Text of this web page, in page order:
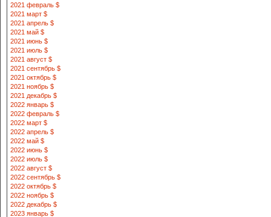
2021 февраль $
2021 март $
2021 апрель $
2021 май $
2021 июнь $
2021 июль $
2021 август $
2021 сентябрь $
2021 октябрь $
2021 ноябрь $
2021 декабрь $
2022 январь $
2022 февраль $
2022 март $
2022 апрель $
2022 май $
2022 июнь $
2022 июль $
2022 август $
2022 сентябрь $
2022 октябрь $
2022 ноябрь $
2022 декабрь $
2023 январь $